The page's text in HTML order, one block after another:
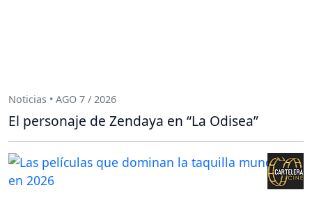
Noticias • AGO 7 / 2026
El personaje de Zendaya en “La Odisea”